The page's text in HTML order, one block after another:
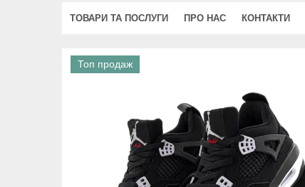
ТОВАРИ ТА ПОСЛУГИ ПРО НАС КОНТАКТИ
Топ продаж